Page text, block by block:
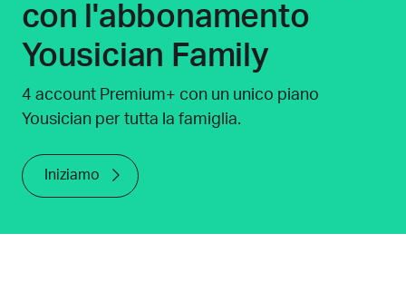
con l'abbonamento
Yousician Family
4 account Premium+ con un unico piano
Yousician per tutta la famiglia.
Iniziamo